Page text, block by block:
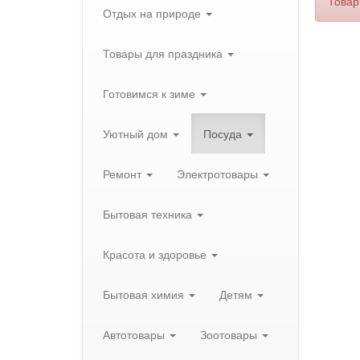
Отдых на природе
Товары для праздника
Готовимся к зиме
Уютный дом Посуда
Ремонт Электротовары
Бытовая техника
Красота и здоровье
Бытовая химия Детям
Автотовары Зоотовары